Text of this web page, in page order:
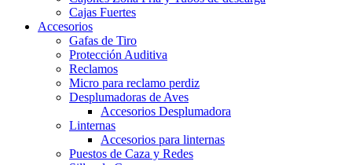
Cajas Fuertes
Accesorios
Gafas de Tiro
Protección Auditiva
Reclamos
Micro para reclamo perdiz
Desplumadoras de Aves
Accesorios Desplumadora
Linternas
Accesorios para linternas
Puestos de Caza y Redes